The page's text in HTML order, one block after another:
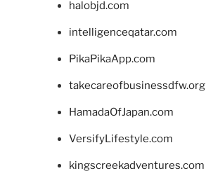
halobjd.com
intelligenceqatar.com
PikaPikaApp.com
takecareofbusinessdfw.org
HamadaOfJapan.com
VersifyLifestyle.com
kingscreekadventures.com